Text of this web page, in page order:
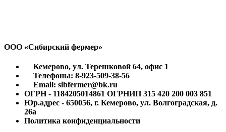
ООО «Сибирский фермер»
Кемерово, ул. Терешковой 64, офис 1
Телефоны: 8-923-509-38-56
Email: sibfermer@bk.ru
ОГРН - 1184205014861 ОГРНИП 315 420 200 003 851
Юр.адрес - 650056, г. Кемерово, ул. Волгоградская, д.
26а
Политика конфиденциальности